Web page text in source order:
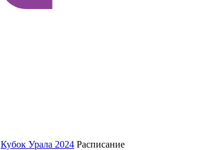
Кубок Урала 2024 Расписание